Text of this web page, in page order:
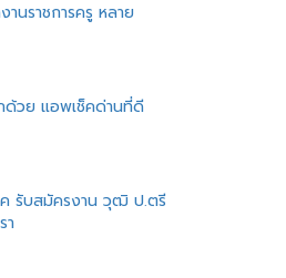
นราชการครู หลาย
วย แอพเช็คด่านที่ดี
รับสมัครงาน วุฒิ ป.ตรี
า